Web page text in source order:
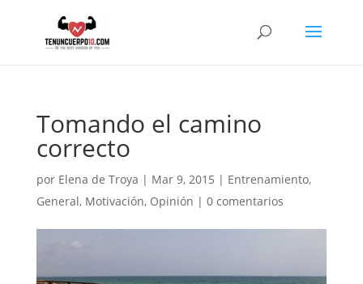
Tomando el camino
correcto
por Elena de Troya | Mar 9, 2015 | Entrenamiento,
General, Motivación, Opinión | 0 comentarios